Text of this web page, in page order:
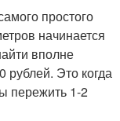
простого
начинается
вполне
Это когда
пережить 1-2